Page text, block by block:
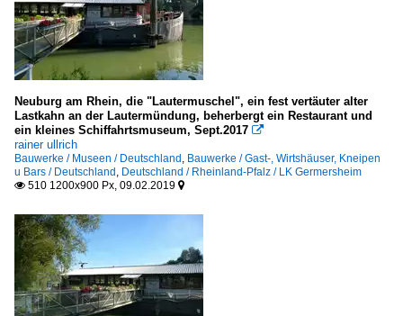
Neuburg am Rhein, die "Lautermuschel", ein fest vertäuter alter
Lastkahn an der Lautermündung, beherbergt ein Restaurant und
ein kleines Schiffahrtsmuseum, Sept.2017 
rainer ullrich
Bauwerke / Museen / Deutschland Bauwerke / Gast-, Wirtshäuser, Kneipen
u Bars / Deutschland Deutschland / Rheinland-Pfalz / LK Germersheim
 510 1200x900 Px, 09.02.2019 